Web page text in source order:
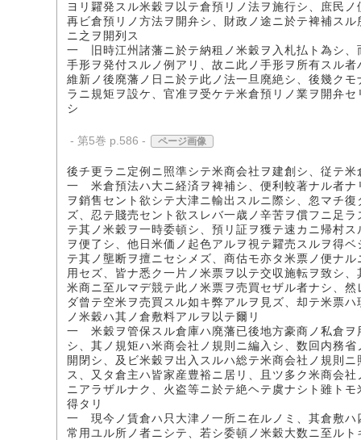
ヨリ糶発スル米穀ヲ以テ倉預リノ法ヲ施行シ、庶民
再ビ倉預リノ方法ヲ開弁シ、財政ノ途ニ於テ裨補ス
ニ之ヲ開列ス
一 旧時江州諸藩ニ於テ納租ノ米穀ヲ入札払ト為シ、
手形ヲ発付スルノ例アリ、故ニ此ノ手形ヲ所有スル
維新ノ後廃藩ノ日ニ於テ此ノ法一旦廃絶シ、後幾ク
ラニ規矩ヲ設ケ、官准ヲ受ケテ米倉預リノ業ヲ開弁
シ
- 第5巻 p.586 - ページ画像
後チ更ラニ定例ニ照準シテ米商会社ヲ建創シ、従テ
一 米倉預法ハ大ニ経済ヲ裨補シ、便利較著ナル者ナ
ヲ銷售セント欲シテ大津ニ輸出スルニ際シ、忽マチ
ズ、忍テ賤売セント欲スレバ一歳ノ辛苦ヲ償フニ足
テ其ノ米穀ヲ一時委頓シ、預リ証ヲ獲テ速カニ帰村
ヲ便了シ、他日米価ノ起色アルヲ視テ糶売スルヲ得
テ其ノ壟断ヲ擅ニセシメズ、商估モ亦タ米票ノ便ナ
用セズ、皆ナ悉ク一片ノ米票ヲ以テ交収施転ヲ致シ
米商ニ至ルマデ競テ此ノ米票ヲ売買セザル者ナシ、
ダ曾テ空米ヲ売買スル如キ弊アルヲ見ズ、却テ米票
ノ米穀ハ其ノ倉敷料アルヲ以テ爾リ
一 米穀ヲ管保スル倉庫ハ廃藩已後地方豪商ノ私倉ヲ
シ、其ノ規矩ハ米商会社ノ規則ニ編入シ、数回内務
開閉シ、及ビ米穀ヲ出入スルハ総テ米商会社ノ規則
ス、又タ倉主ハ皆家産豊裕ニ居リ、且ツ多ク米商会
ニアラザルナク、火盗等ニ於テ絶ヘテ虞ナシト雖ト
得タリ
一 現今ノ賃倉ハ只大津ノ一所ニ在ルノミ、其倉敷ハ
常用ユル所ノ者ニシテ、若シ委頓ノ米穀大数ニ至ル